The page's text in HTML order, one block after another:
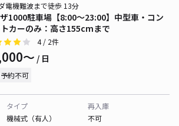
1000駐車場【8:00〜23:00】中型車・コン
カーのみ：高さ155cmまで
電機難波まで徒歩 13分
4/ 2件
〜 / 日
約不可
タイプ
機械式（有人）
再入庫
不可